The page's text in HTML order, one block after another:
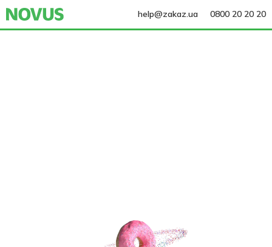
help@zakaz.ua 0800 20 20 20